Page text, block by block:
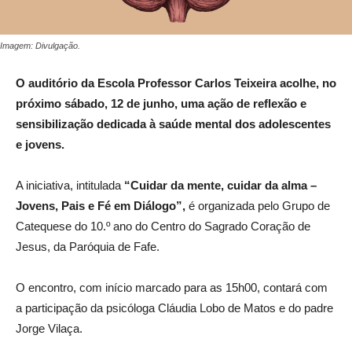
Imagem: Divulgação.
O auditório da Escola Professor Carlos Teixeira acolhe, no
próximo sábado, 12 de junho, uma ação de reflexão e
sensibilização dedicada à saúde mental dos adolescentes
e jovens.
A iniciativa, intitulada “Cuidar da mente, cuidar da alma –
Jovens, Pais e Fé em Diálogo”, é organizada pelo Grupo de
Catequese do 10.º ano do Centro do Sagrado Coração de
Jesus, da Paróquia de Fafe.
O encontro, com início marcado para as 15h00, contará com
a participação da psicóloga Cláudia Lobo de Matos e do padre
Jorge Vilaça.